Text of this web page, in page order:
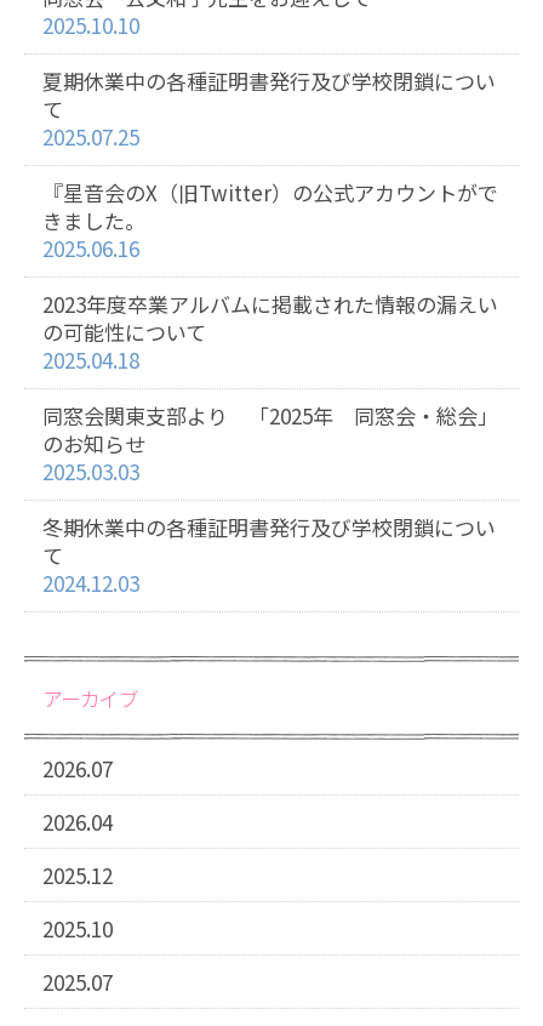
2025.10.10
夏期休業中の各種証明書発行及び学校閉鎖につい
て
2025.07.25
『星音会のX（旧Twitter）の公式アカウントがで
きました。
2025.06.16
2023年度卒業アルバムに掲載された情報の漏えい
の可能性について
2025.04.18
同窓会関東支部より 「2025年 同窓会・総会」
のお知らせ
2025.03.03
冬期休業中の各種証明書発行及び学校閉鎖につい
て
2024.12.03
アーカイブ
2026.07
2026.04
2025.12
2025.10
2025.07